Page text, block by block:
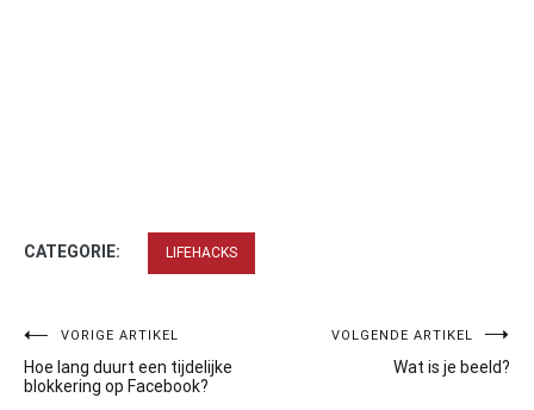
CATEGORIE: LIFEHACKS
Bericht
navigatie
VORIGE ARTIKEL
Hoe lang duurt een tijdelijke
blokkering op Facebook?
VOLGENDE ARTIKEL
Wat is je beeld?